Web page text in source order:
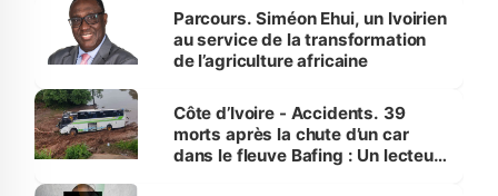
Parcours. Siméon Ehui, un Ivoirien
au service de la transformation
de l’agriculture africaine
Côte d’Ivoire - Accidents. 39
morts après la chute d’un car
dans le fleuve Bafing : Un lecteur